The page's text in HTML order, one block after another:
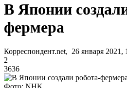
В Японии
фермера
Корреспондент.net, 26 января 2021,
2
3636
Фото: NHK